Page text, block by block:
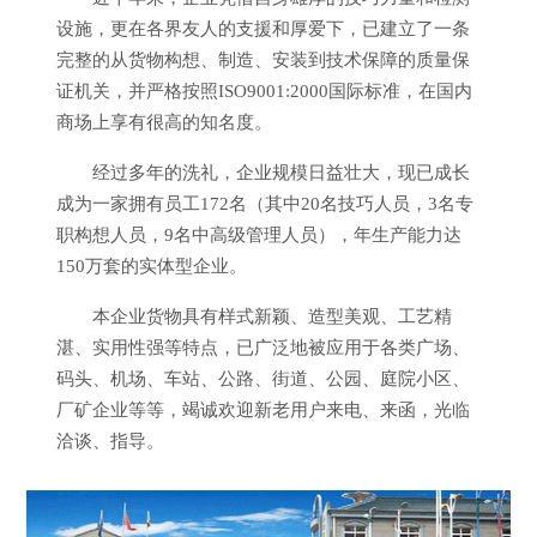
设施，更在各界友人的支援和厚爱下，已建立了一条
完整的从货物构想、制造、安装到技术保障的质量保
证机关，并严格按照ISO9001:2000国际标准，在国内
商场上享有很高的知名度。
经过多年的洗礼，企业规模日益壮大，现已成长
成为一家拥有员工172名（其中20名技巧人员，3名专
职构想人员，9名中高级管理人员），年生产能力达
150万套的实体型企业。
本企业货物具有样式新颖、造型美观、工艺精
湛、实用性强等特点，已广泛地被应用于各类广场、
码头、机场、车站、公路、街道、公园、庭院小区、
厂矿企业等等，竭诚欢迎新老用户来电、来函，光临
洽谈、指导。